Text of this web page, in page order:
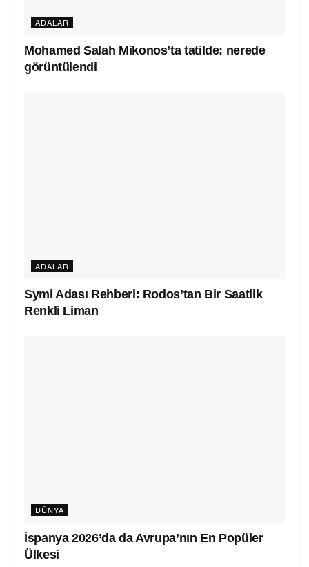
ADALAR
Mohamed Salah Mikonos’ta tatilde: nerede
görüntülendi
ADALAR
Symi Adası Rehberi: Rodos’tan Bir Saatlik
Renkli Liman
DÜNYA
İspanya 2026’da da Avrupa’nın En Popüler
Ülkesi